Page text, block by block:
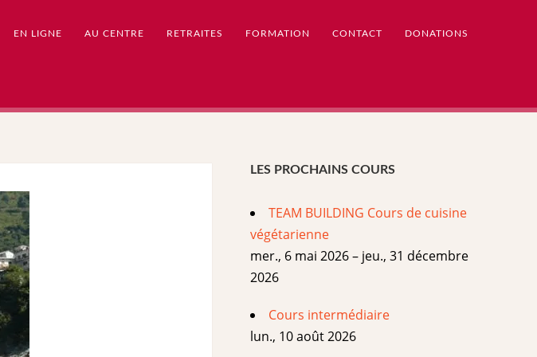
EN LIGNE AU CENTRE RETRAITES FORMATION CONTACT DONATIONS
LES PROCHAINS COURS
TEAM BUILDING Cours de cuisine
végétarienne
mer., 6 mai 2026 – jeu., 31 décembre
2026
Cours intermédiaire
lun., 10 août 2026